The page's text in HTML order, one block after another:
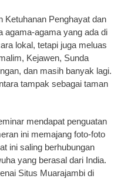
Ketuhanan Penghayat dan
agama-agama yang ada di
lokal, tetapi juga meluas
Kejawen, Sunda
dan masih banyak lagi.
tampak sebagai taman
mendapat penguatan
ini memajang foto-foto
ini saling berhubungan
yang berasal dari India.
Situs Muarajambi di